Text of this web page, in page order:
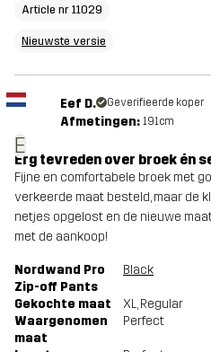
Article nr 11029
Nieuwste versie
E
Eef D. Geverifieerde koper
Afmetingen: 191cm
Erg tevreden over broek én
Fijne en comfortabele broek met
verkeerde maat besteld, maar de
netjes opgelost en de nieuwe
met de aankoop!
Nordwand Pro
Zip-off Pants
Black
Gekochte maat XL, Regular
Waargenomen
maat
Perfect